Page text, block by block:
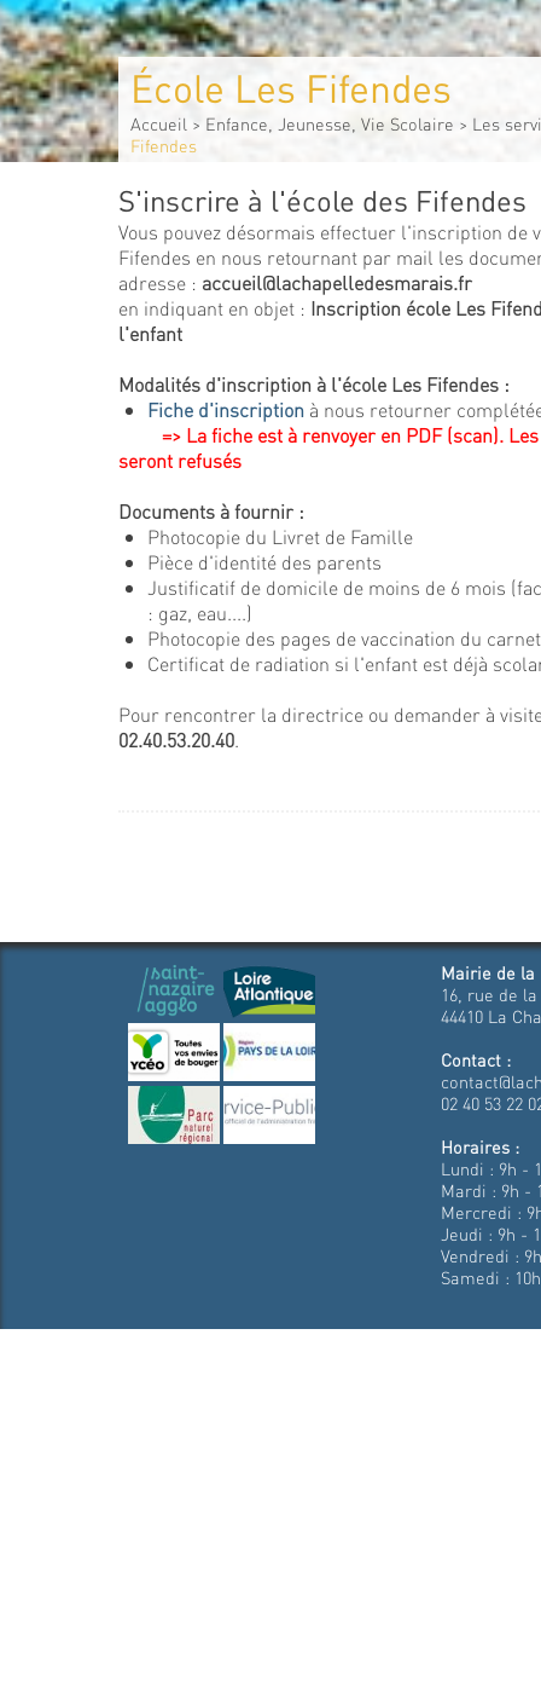
École Les Fifendes
Accueil > Enfance, Jeunesse, Vie Scolaire > Les
Fifendes
S'inscrire à l'école des Fifendes
Vous pouvez désormais effectuer l'inscription de
Fifendes en nous retournant par mail les
adresse : accueil@lachapelledesmarais.fr
en indiquant en objet : Inscription école Les
l'enfant
Modalités d'inscription à l'école Les Fifendes :
Fiche d'inscription à nous retourner
=> La fiche est à renvoyer en PDF (scan). Les
seront refusés
Documents à fournir :
Photocopie du Livret de Famille
Pièce d'identité des parents
Justificatif de domicile de moins de 6 mois
: gaz, eau....)
Photocopie des pages de vaccination du
Certificat de radiation si l'enfant est déjà
Pour rencontrer la directrice ou demander à
02.40.53.20.40.
Mairie de la
16, rue de
44410 La
Contact :
02 40 53 22
Horaires :
Lundi : 9h -
Mardi : 9h -
Mercredi :
Jeudi : 9h -
Vendredi :
Samedi :